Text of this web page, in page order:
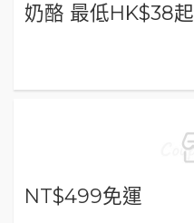
奶酪 最低HK$38起
NT$499免運